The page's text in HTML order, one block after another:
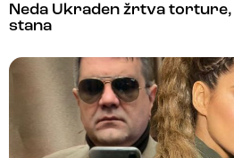
Neda Ukraden žrtva torture,
stana